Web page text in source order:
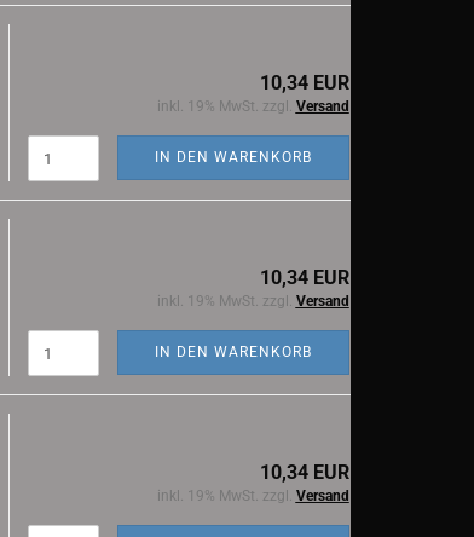
10,34 EUR
inkl. 19% MwSt. zzgl. Versand
IN DEN WARENKORB
10,34 EUR
inkl. 19% MwSt. zzgl. Versand
IN DEN WARENKORB
10,34 EUR
inkl. 19% MwSt. zzgl. Versand